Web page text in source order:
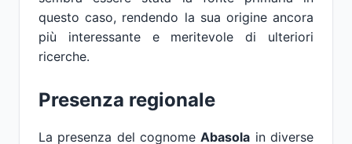
questo caso, rendendo la sua origine ancora
più interessante e meritevole di ulteriori
ricerche.
Presenza regionale
La presenza del cognomeAbasola in diverse